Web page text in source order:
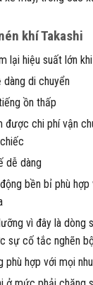
khí Takashi
lại hiệu suất lớn
di chuyển
ồn thấp
được chi phí vận
dễ dàng
bền bỉ phù
vì đây là dòng
sự cố tắc nghẽn
phù hợp với mọi